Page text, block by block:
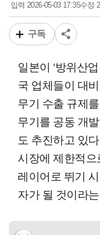
입력2026-05-03 17:35수정
구독
일본이 ‘방위산
국 업체들이 대
무기 수출 규제
무기를 공동 개
도 추진하고 있
시장에 제한적
레이어로 뛰기
자가 될 것이라